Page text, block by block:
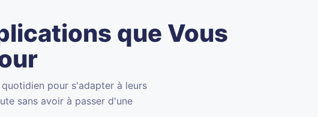
que Vous
pour s'adapter à leurs
sans avoir à passer d'une